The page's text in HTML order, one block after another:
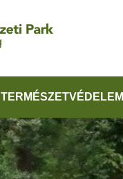
TERMÉSZETVÉDELEM